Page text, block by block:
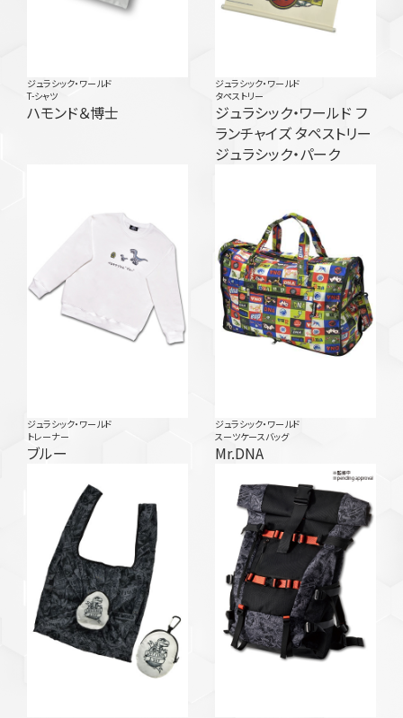
ジュラシック・ワールド
T-シャツ
ハモンド＆博士
ジュラシック・ワールド
タペストリー
ジュラシック・ワールド フ
ランチャイズ タペストリー
ジュラシック・パーク
ジュラシック・ワールド
トレーナー
ブルー
ジュラシック・ワールド
スーツケースバッグ
Mr.DNA